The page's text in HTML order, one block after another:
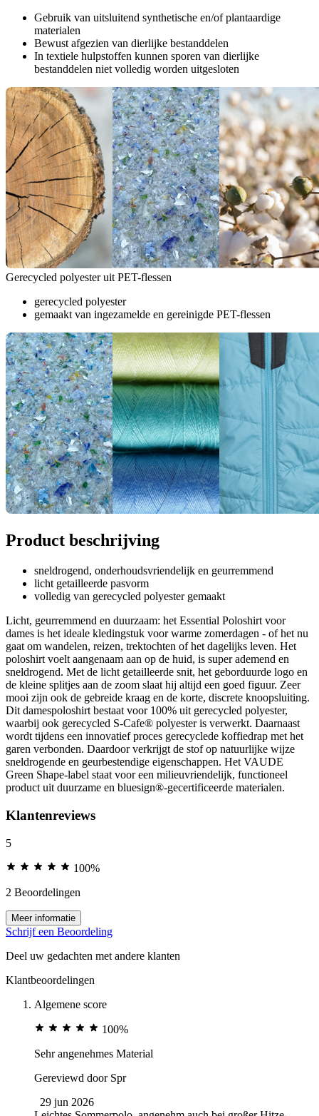
Gebruik van uitsluitend synthetische en/of plantaardige
materialen
Bewust afgezien van dierlijke bestanddelen
In textiele hulpstoffen kunnen sporen van dierlijke
bestanddelen niet volledig worden uitgesloten
Gerecycled polyester uit PET-flessen
gerecycled polyester
gemaakt van ingezamelde en gereinigde PET-flessen
Product beschrijving
sneldrogend, onderhoudsvriendelijk en geurremmend
licht getailleerde pasvorm
volledig van gerecycled polyester gemaakt
Licht, geurremmend en duurzaam: het Essential Poloshirt voor
dames is het ideale kledingstuk voor warme zomerdagen - of het nu
gaat om wandelen, reizen, trektochten of het dagelijks leven. Het
poloshirt voelt aangenaam aan op de huid, is super ademend en
sneldrogend. Met de licht getailleerde snit, het geborduurde logo en
de kleine splitjes aan de zoom slaat hij altijd een goed figuur. Zeer
mooi zijn ook de gebreide kraag en de korte, discrete knoopsluiting.
Dit damespoloshirt bestaat voor 100% uit gerecycled polyester,
waarbij ook gerecycled S-Cafe® polyester is verwerkt. Daarnaast
wordt tijdens een innovatief proces gerecyclede koffiedrap met het
garen verbonden. Daardoor verkrijgt de stof op natuurlijke wijze
sneldrogende en geurbestendige eigenschappen. Het VAUDE
Green Shape-label staat voor een milieuvriendelijk, functioneel
product uit duurzame en bluesign®-gecertificeerde materialen.
Klantenreviews
5
100%
2 Beoordelingen
Meer informatie
Schrijf een Beoordeling
Deel uw gedachten met andere klanten
Klantbeoordelingen
Algemene score
100%
Sehr angenehmes Material
Gereviewd door Spr
29 jun 2026